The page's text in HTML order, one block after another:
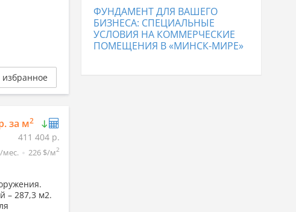
избранное
за м2
411 404 р.
мес. 226 $/м2
– 287,3 м2.
ФУНДАМЕНТ ДЛЯ ВАШЕГО
БИЗНЕСА: СПЕЦИАЛЬНЫЕ
УСЛОВИЯ НА КОММЕРЧЕСКИЕ
ПОМЕЩЕНИЯ В «МИНСК-МИРЕ»